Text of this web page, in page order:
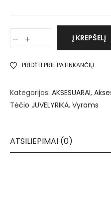
Į KREPŠELĮ
PRIDĖTI PRIE PATINKANČIŲ
Kategorijos: AKSESUARAI,
Tėčio JUVELYRIKA, Vyrams
ATSILIEPIMAI (0)